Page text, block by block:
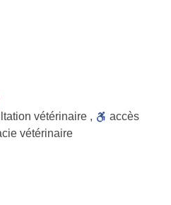
vétérinaire ,
accès
vétérinaire